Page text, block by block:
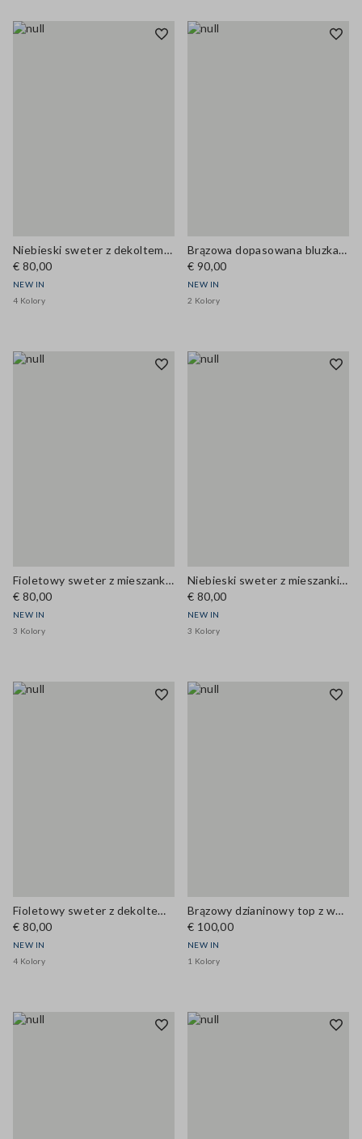
Niebieski sweter z dekoltem w serek z mieszanki wełny i kaszmiru, regular fit
€ 80,00
NEW IN
4 Kolory
Brązowa dopasowana bluzka z mieszanki lyocellu i jedwabiu
€ 90,00
NEW IN
2 Kolory
Fioletowy sweter z mieszanki wełny i kaszmiru z dekoltem pod szyję, krój regular
€ 80,00
NEW IN
3 Kolory
Niebieski sweter z mieszanki wełny i kaszmiru, z okrągłym dekoltem, krój regular
€ 80,00
NEW IN
3 Kolory
Fioletowy sweter z dekoltem w serek z mieszanki wełny i kaszmiru, krój regular
€ 80,00
NEW IN
4 Kolory
Brązowy dzianinowy top z wysokim kołnierzem z mieszanki bawełny i wiskozy
€ 100,00
NEW IN
1 Kolory